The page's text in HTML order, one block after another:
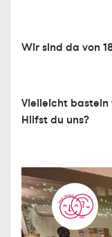
Wir sind da von
Vielleicht basteln
Hilfst du uns?